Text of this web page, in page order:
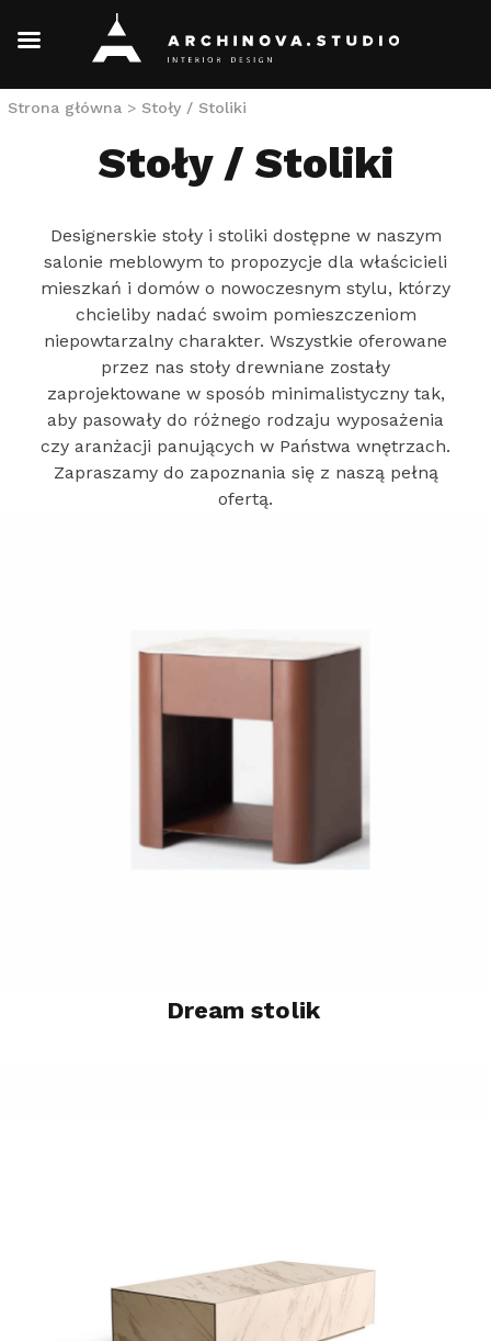
Skip
Strona główna > Stoły / Stoliki
Stoły / Stoliki
Designerskie stoły i stoliki dostępne w naszym
salonie meblowym to propozycje dla właścicieli
mieszkań i domów o nowoczesnym stylu, którzy
chcieliby nadać swoim pomieszczeniom
niepowtarzalny charakter. Wszystkie oferowane
przez nas stoły drewniane zostały
zaprojektowane w sposób minimalistyczny tak,
aby pasowały do różnego rodzaju wyposażenia
czy aranżacji panujących w Państwa wnętrzach.
Zapraszamy do zapoznania się z naszą pełną
ofertą.
Dream stolik